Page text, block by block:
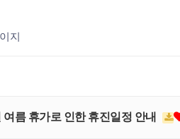
지
여름 휴가로 인한 휴진일정 안내